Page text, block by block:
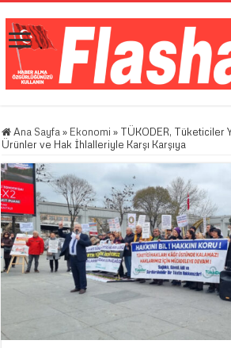
Ana Sayfa » Ekonomi » TÜKODER, Tüketiciler
Ürünler ve Hak İhlalleriyle Karşı Karşıya